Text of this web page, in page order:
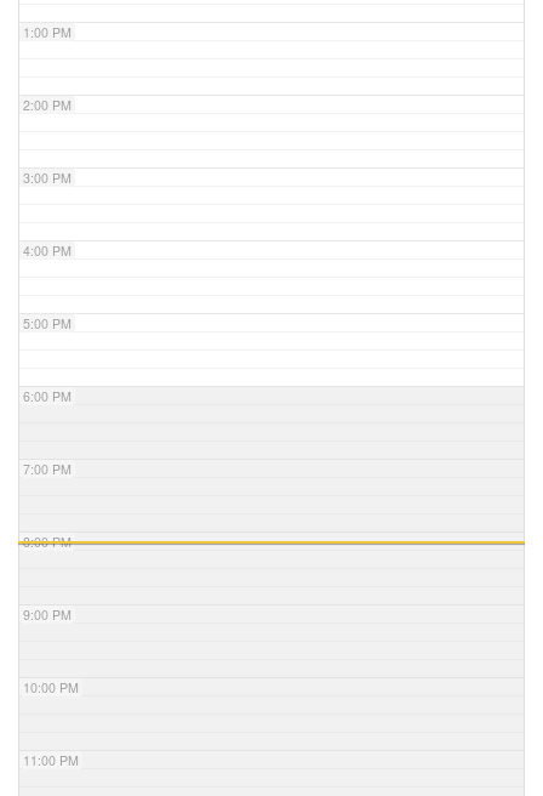
1:00 PM
2:00 PM
3:00 PM
4:00 PM
5:00 PM
6:00 PM
7:00 PM
8:00 PM
9:00 PM
10:00 PM
11:00 PM